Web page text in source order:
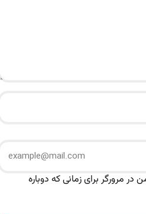
مرورگر برای زمانی که دوباره